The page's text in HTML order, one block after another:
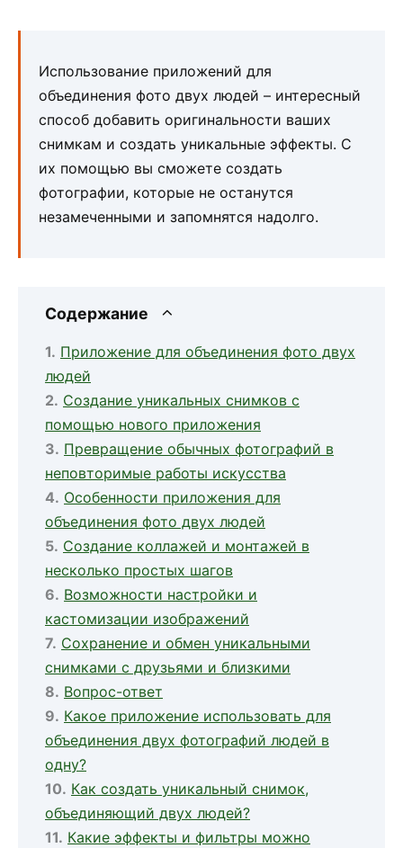
Использование приложений для
объединения фото двух людей – интересный
способ добавить оригинальности ваших
снимкам и создать уникальные эффекты. С
их помощью вы сможете создать
фотографии, которые не останутся
незамеченными и запомнятся надолго.
Содержание
Приложение для объединения фото двух
людей
Создание уникальных снимков с
помощью нового приложения
Превращение обычных фотографий в
неповторимые работы искусства
Особенности приложения для
объединения фото двух людей
Создание коллажей и монтажей в
несколько простых шагов
Возможности настройки и
кастомизации изображений
Сохранение и обмен уникальными
снимками с друзьями и близкими
Вопрос-ответ
Какое приложение использовать для
объединения двух фотографий людей в
одну?
Как создать уникальный снимок,
объединяющий двух людей?
Какие эффекты и фильтры можно